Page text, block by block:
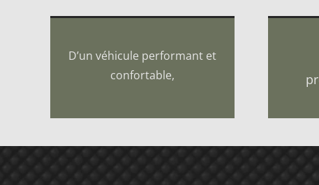
D’un véhicule performant et
confortable,